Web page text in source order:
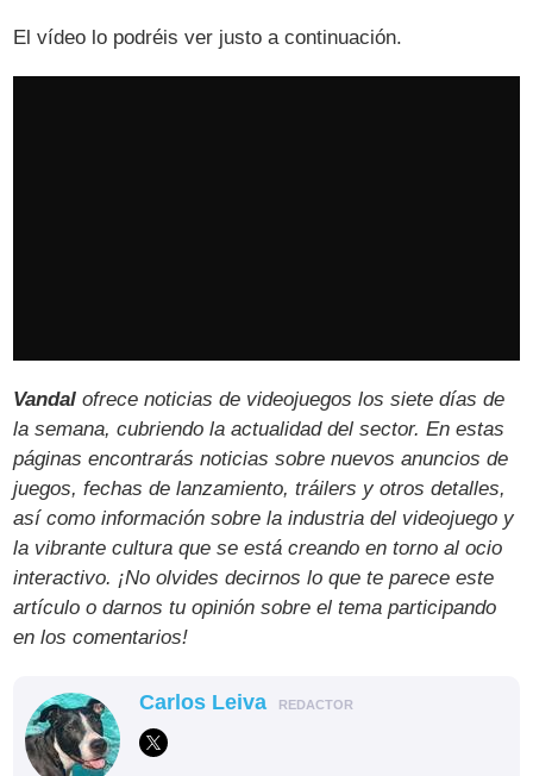
El vídeo lo podréis ver justo a continuación.
Vandal ofrece noticias de videojuegos los siete días de
la semana, cubriendo la actualidad del sector. En estas
páginas encontrarás noticias sobre nuevos anuncios de
juegos, fechas de lanzamiento, tráilers y otros detalles,
así como información sobre la industria del videojuego y
la vibrante cultura que se está creando en torno al ocio
interactivo. ¡No olvides decirnos lo que te parece este
artículo o darnos tu opinión sobre el tema participando
en los comentarios!
Carlos Leiva REDACTOR